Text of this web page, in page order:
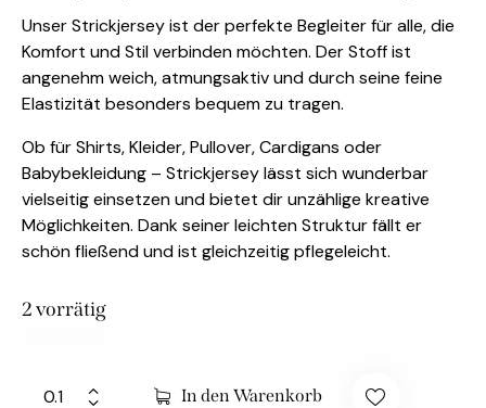
Unser Strickjersey ist der perfekte Begleiter für alle, die
Komfort und Stil verbinden möchten. Der Stoff ist
angenehm weich, atmungsaktiv und durch seine feine
Elastizität besonders bequem zu tragen.
Ob für Shirts, Kleider, Pullover, Cardigans oder
Babybekleidung – Strickjersey lässt sich wunderbar
vielseitig einsetzen und bietet dir unzählige kreative
Möglichkeiten. Dank seiner leichten Struktur fällt er
schön fließend und ist gleichzeitig pflegeleicht.
2 vorrätig
In den Warenkorb